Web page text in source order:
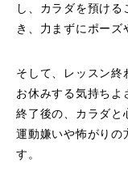
し、カラダを預け
き、力まずにポーズ
そして、レッスン終
お休みする気持ちよ
終了後の、カラダと
運動嫌いや怖がりの
す。